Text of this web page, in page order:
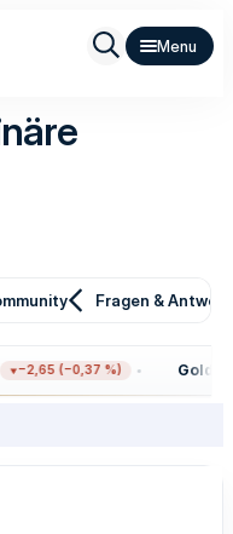
Fragen &
−2,65 (−0,37 %) Gold